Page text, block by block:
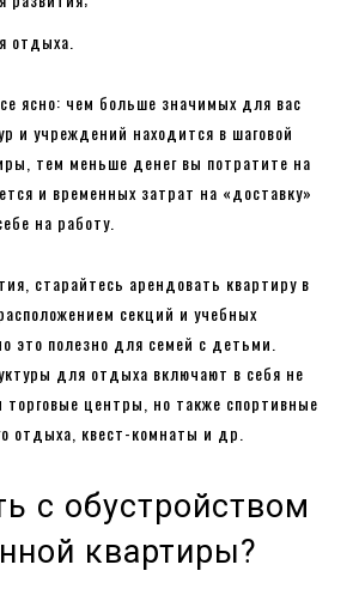
отдыха.
ясно: чем больше значимых для вас
и учреждений находится в шаговой
тем меньше денег вы потратите на
и временных затрат на «доставку»
на работу.
старайтесь арендовать квартиру в
секций и учебных
это полезно для семей с детьми.
для отдыха включают в себя не
торговые центры, но также спортивные
отдыха, квест-комнаты и др.
с обустройством
квартиры?